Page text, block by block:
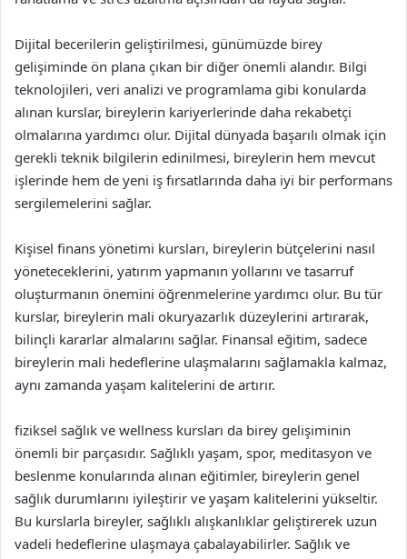
Dijital becerilerin geliştirilmesi, günümüzde birey
gelişiminde ön plana çıkan bir diğer önemli alandır. Bilgi
teknolojileri, veri analizi ve programlama gibi konularda
alınan kurslar, bireylerin kariyerlerinde daha rekabetçi
olmalarına yardımcı olur. Dijital dünyada başarılı olmak için
gerekli teknik bilgilerin edinilmesi, bireylerin hem mevcut
işlerinde hem de yeni iş fırsatlarında daha iyi bir performans
sergilemelerini sağlar.
Kişisel finans yönetimi kursları, bireylerin bütçelerini nasıl
yöneteceklerini, yatırım yapmanın yollarını ve tasarruf
oluşturmanın önemini öğrenmelerine yardımcı olur. Bu tür
kurslar, bireylerin mali okuryazarlık düzeylerini artırarak,
bilinçli kararlar almalarını sağlar. Finansal eğitim, sadece
bireylerin mali hedeflerine ulaşmalarını sağlamakla kalmaz,
aynı zamanda yaşam kalitelerini de artırır.
fiziksel sağlık ve wellness kursları da birey gelişiminin
önemli bir parçasıdır. Sağlıklı yaşam, spor, meditasyon ve
beslenme konularında alınan eğitimler, bireylerin genel
sağlık durumlarını iyileştirir ve yaşam kalitelerini yükseltir.
Bu kurslarla bireyler, sağlıklı alışkanlıklar geliştirerek uzun
vadeli hedeflerine ulaşmaya çabalayabilirler. Sağlık ve